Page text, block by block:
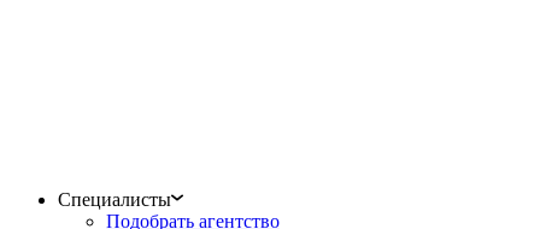
Специалисты
Подобрать агентство